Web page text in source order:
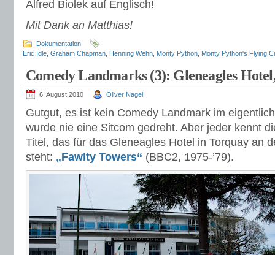
Alfred Biolek auf Englisch!
Mit Dank an Matthias!
Dokumentation
Eric Idle Graham Chapman Henning Wehn Monty Python Monty Python's Flying
Comedy Landmarks (3): Gleneagles
6. August 2010 Oliver Nagel
Gutgut, es ist kein Comedy Landmark im
wurde nie eine Sitcom gedreht. Aber jeder kennt
Titel, das für das Gleneagles Hotel in Torquay an
steht: „Fawlty Towers“ (BBC2, 1975-’79).